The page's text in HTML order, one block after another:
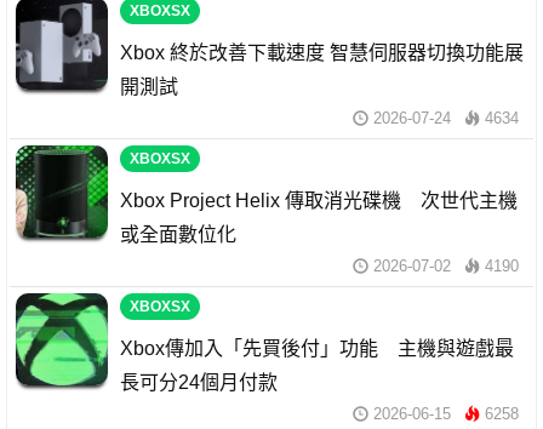
XBOXSX
Xbox 終於改善下載速度 智慧伺服器切換功能展
開測試
2026-07-24 4634
XBOXSX
Xbox Project Helix 傳取消光碟機 次世代主機
或全面數位化
2026-07-02 4190
XBOXSX
Xbox傳加入「先買後付」功能 主機與遊戲最
長可分24個月付款
2026-06-15 6258